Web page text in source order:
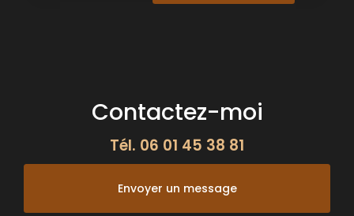
Contactez-moi
Tél. 06 01 45 38 81
Envoyer un message